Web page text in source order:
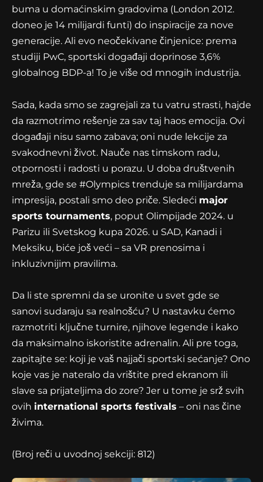
buma u domaćinskim gradovima (London 2012.
doneo je 14 milijardi funti) do inspiracije za nove
generacije. Ali evo neočekivane činjenice: prema
studiji PwC, sportski događaji doprinose 3,6%
globalnog BDP-a! To je više od mnogih industrija.
Sada, kada smo se zagrejali za tu vatru strasti, hajde
da razmotrimo rešenje za sav taj haos emocija. Ovi
događaji nisu samo zabava; oni nude lekcije za
svakodnevni život. Nauče nas timskom radu,
otpornosti i radosti u porazu. U doba društvenih
mreža, gde se #Olympics trenduje sa milijardama
impresija, postali smo deo priče. Sledeći major
sports tournaments, poput Olimpijade 2024. u
Parizu ili Svetskog kupa 2026. u SAD, Kanadi i
Meksiku, biće još veći – sa VR prenosima i
inkluzivnijim pravilima.
Da li ste spremni da se uronite u svet gde se
sanovi sudaraju sa realnošću? U nastavku ćemo
razmotriti ključne turnire, njihove legende i kako
da maksimalno iskoristite adrenalin. Ali pre toga,
zapitajte se: koji je vaš najjači sportski sećanje? Ono
koje vas je nateralo da vrištite pred ekranom ili
slave sa prijateljima do zore? Jer u tome je srž svih
ovih international sports festivals – oni nas čine
živima.
(Broj reči u uvodnoj sekciji: 812)